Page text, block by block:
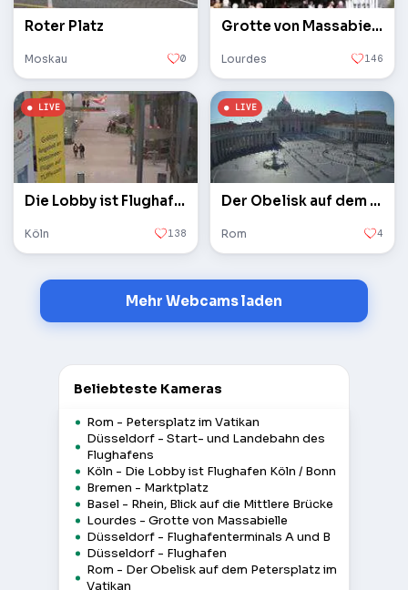
Roter Platz
Moskau 0
Grotte von Massabielle
Lourdes 146
Die Lobby ist Flughafen Köln / Bonn
Köln 138
Der Obelisk auf dem Petersplatz im Vatikan
Rom 4
Mehr Webcams laden
Beliebteste Kameras
Rom - Petersplatz im Vatikan
Düsseldorf - Start- und Landebahn des
Flughafens
Köln - Die Lobby ist Flughafen Köln / Bonn
Bremen - Marktplatz
Basel - Rhein, Blick auf die Mittlere Brücke
Lourdes - Grotte von Massabielle
Düsseldorf - Flughafenterminals A und B
Düsseldorf - Flughafen
Rom - Der Obelisk auf dem Petersplatz im
Vatikan